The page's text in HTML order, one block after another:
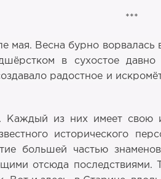
***
мая. Весна бурно
в сухостое
радостное и
Каждый из них имеет свою
исторического
большей частью
отсюда последствиями.